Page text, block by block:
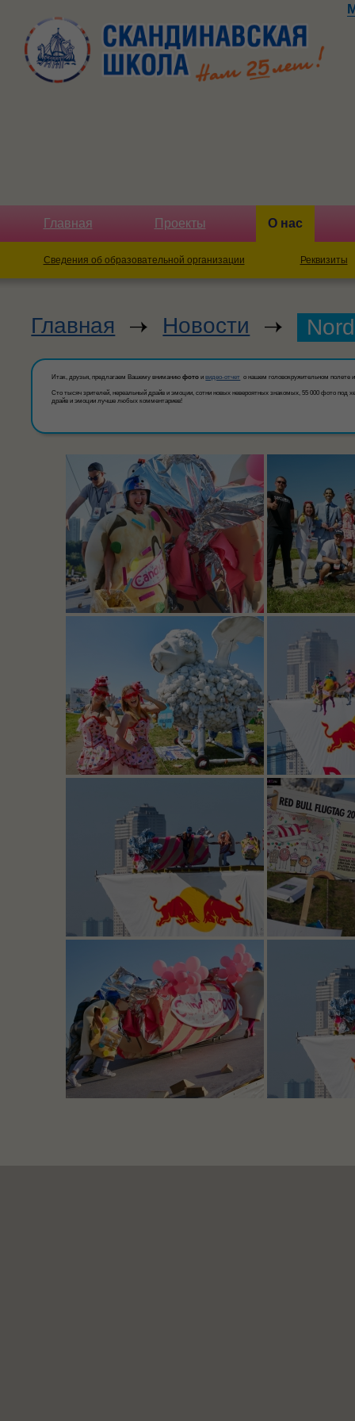
Главная Проекты О нас
Сведения об образовательной организации Реквизиты
Главная Новости
Итак, друзья, предлагаем Вашему вниманиюфото ивидео-отчет о нашем головокружительном полете
Сто тысяч зрителей, нереальный драйв и эмоции, сотни новых невероятных знакомых, 55 000 фото под
драйв и эмоции лучше любых комментариев!